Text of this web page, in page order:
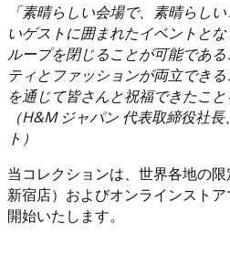
「素晴らしい会場で、素晴らし
いゲストに囲まれたイベントと
ループを閉じることが可能であ
ティとファッションが両立でき
を通じて皆さんと祝福できたこと
（H&M ジャパン 代表取締役社
ト）
当コレクションは、世界各地の
新宿店）およびオンラインスト
開始いたします。